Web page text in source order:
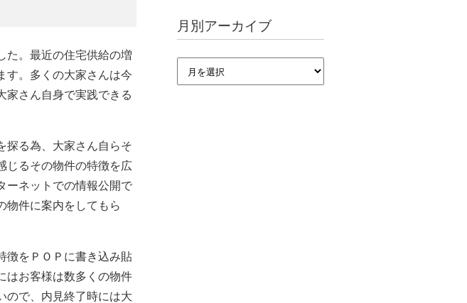
た。最近の住宅供給の増
す。多くの大家さんは今
家さん自身で実践できる
探る為、大家さん自らそ
じるその物件の特徴を広
ーネットでの情報公開で
物件に案内をしてもら
徴をＰＯＰに書き込み貼
はお客様は数多くの物件
ので、内見終了時には大
月別アーカイブ